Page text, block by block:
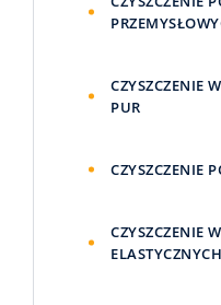
CZYSZCZENIE
PUR
CZYSZCZENIE
CZYSZCZENIE
ELASTYCZNYCH